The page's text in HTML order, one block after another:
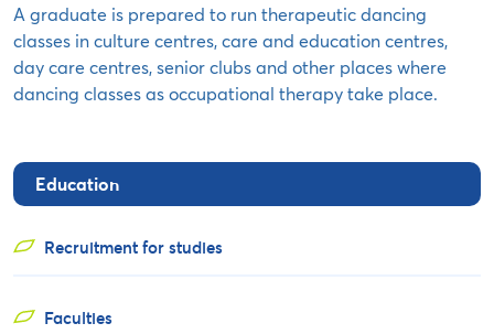
Education
Recruitment for studies
Faculties
A graduate is prepared to run therapeutic dancing
classes in culture centres, care and education centres,
day care centres, senior clubs and other places where
dancing classes as occupational therapy take place.